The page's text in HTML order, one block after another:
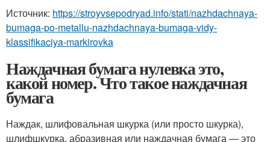
Источник: https://stroyvsepodryad.info/stati/nazhdachnaya-
bumaga-po-metallu-nazhdachnaya-bumaga-vidy-
klassifikaciya-markirovka
Наждачная бумага нулевка это,
какой номер. Что такое наждачная
бумага
Наждак, шлифовальная шкурка (или просто шкурка),
шлифшкурка, абразивная или наждачная бумага — это